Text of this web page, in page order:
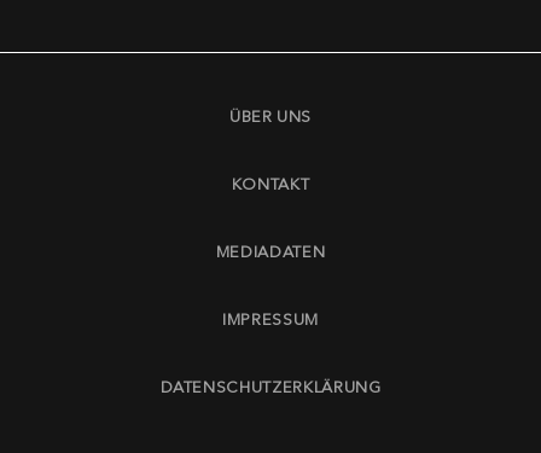
ÜBER UNS
KONTAKT
MEDIADATEN
IMPRESSUM
DATENSCHUTZERKLÄRUNG